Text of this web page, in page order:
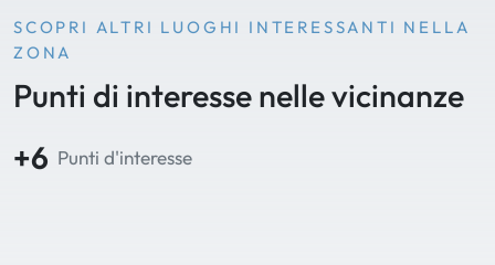
SCOPRI ALTRI LUOGHI INTERESSANTI NELLA
ZONA
Punti di interesse nelle vicinanze
+6 Punti d'interesse